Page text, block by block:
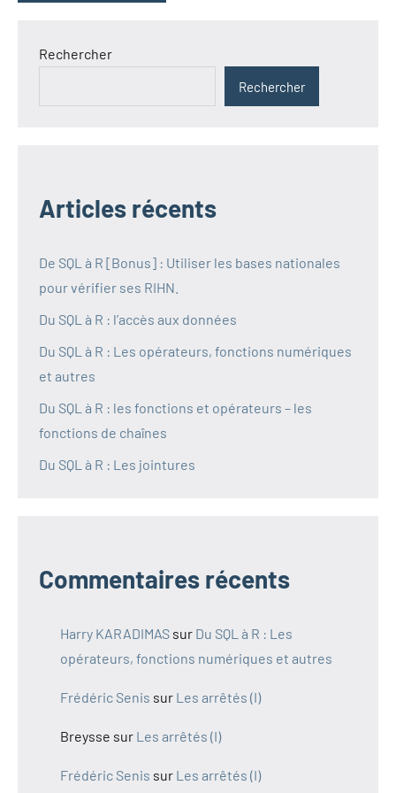
Rechercher
Rechercher
Articles récents
De SQL à R [Bonus] : Utiliser les bases nationales
pour vérifier ses RIHN.
Du SQL à R : l’accès aux données
Du SQL à R : Les opérateurs, fonctions numériques
et autres
Du SQL à R : les fonctions et opérateurs – les
fonctions de chaînes
Du SQL à R : Les jointures
Commentaires récents
Harry KARADIMAS sur Du SQL à R : Les
opérateurs, fonctions numériques et autres
Frédéric Senis sur Les arrêtés (I)
Breysse sur Les arrêtés (I)
Frédéric Senis sur Les arrêtés (I)